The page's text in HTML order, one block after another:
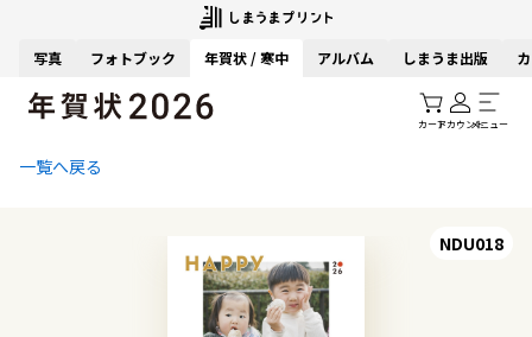
写真 フォトブック 年賀状 / 寒中 アルバム しまうま出版
カートアカウントメニュー
一覧へ戻る
NDU018